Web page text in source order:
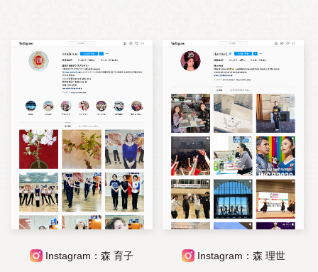
Instagram：森 育子 Instagram：森 理世